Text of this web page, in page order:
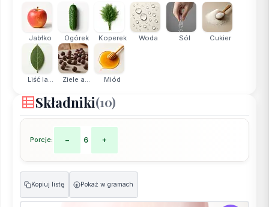
Jabłko Ogórek Koperek Woda Sól Cukier
Liść la... Ziele a... Miód
Składniki(10)
Porcje: − 6 +
Kopiuj listę g Pokaż w gramach